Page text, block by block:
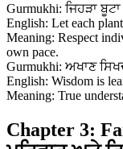
Gurmukhi: ਜਿਹੜਾ
English: Let each
Meaning: Respect
own pace.
Gurmukhi: ਅਖਾਣ
English: Wisdom is
Meaning: True
Chapter 3: